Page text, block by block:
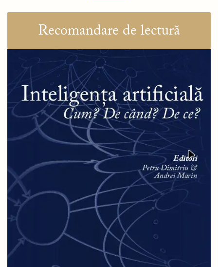
Recomandare de lectură